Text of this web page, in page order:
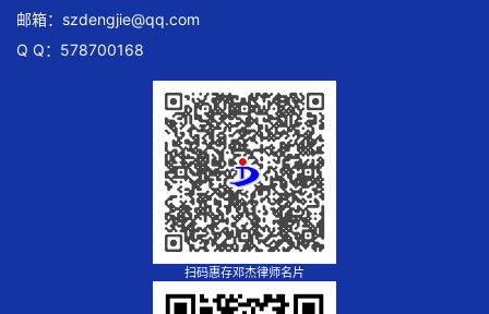
邮箱： szdengjie@qq.com
Q Q：578700168
扫码惠存邓杰律师名片